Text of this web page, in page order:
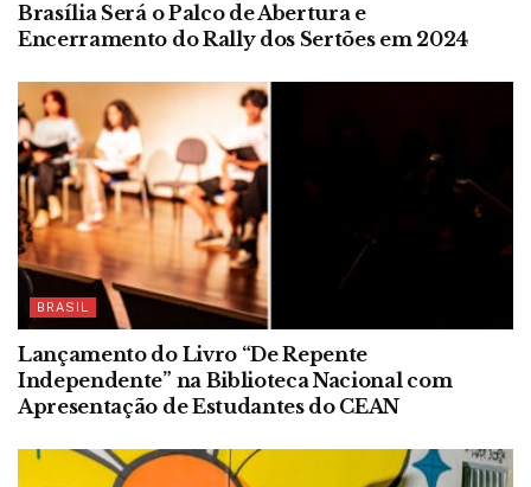
Brasília Será o Palco de Abertura e
Encerramento do Rally dos Sertões em 2024
BRASIL
Lançamento do Livro “De Repente
Independente” na Biblioteca Nacional com
Apresentação de Estudantes do CEAN